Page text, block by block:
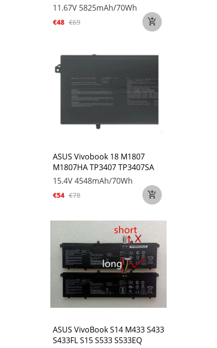
11.67V 5825mAh/70Wh
€48 €69
ASUS Vivobook 18 M1807
M1807HA TP3407 TP3407SA
15.4V4548mAh/70Wh
€54 €78
ASUS VivoBook S14 M433 S433
S433FL S15 S533 S533EQ